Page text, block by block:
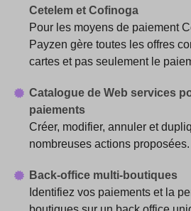
Cetelem et Cofinoga
Pour les moyens de paiement
Payzen gère toutes les offres
cartes et pas seulement le
Catalogue de Web services
paiements
Créer, modifier, annuler et
nombreuses actions proposées.
Back-office multi-boutiques
Identifiez vos paiements et la